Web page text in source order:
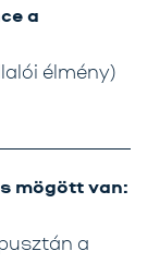
a
élmény)
mögött van:
a